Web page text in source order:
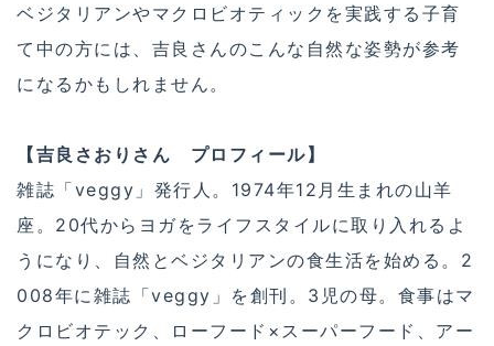
ベジタリアンやマクロビオティックを実践する子育
て中の方には、吉良さんのこんな自然な姿勢が参考
になるかもしれません。
【吉良さおりさん プロフィール】
雑誌「veggy」発行人。1974年12月生まれの山羊
座。20代からヨガをライフスタイルに取り入れるよ
うになり、自然とベジタリアンの食生活を始める。2
008年に雑誌「veggy」を創刊。3児の母。食事はマ
クロビオテック、ローフード×スーパーフード、アー